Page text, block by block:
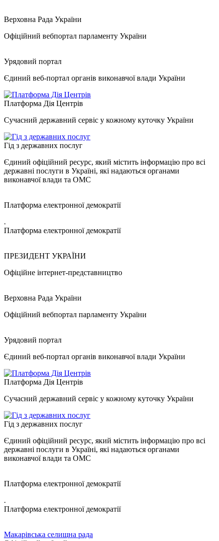
Верховна Рада України
Офіційний вебпортал парламенту України
Урядовий портал
Єдиний веб-портал органів виконавчої влади України
Платформа Дія Центрів
Сучасний державний сервіс у кожному куточку України
Гід з державних послуг
Єдиний офіційний ресурс, який містить інформацію про всі
державні послуги в Україні, які надаються органами
виконавчої влади та ОМС
Платформа електронної демократії
.
Платформа електронної демократії
ПРЕЗИДЕНТ УКРАЇНИ
Офіційне інтернет-представництво
Верховна Рада України
Офіційний вебпортал парламенту України
Урядовий портал
Єдиний веб-портал органів виконавчої влади України
Платформа Дія Центрів
Сучасний державний сервіс у кожному куточку України
Гід з державних послуг
Єдиний офіційний ресурс, який містить інформацію про всі
державні послуги в Україні, які надаються органами
виконавчої влади та ОМС
Платформа електронної демократії
.
Платформа електронної демократії
Макарівська селищна рада